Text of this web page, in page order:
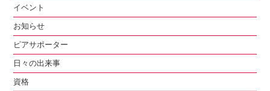
イベント
お知らせ
ピアサポーター
日々の出来事
資格